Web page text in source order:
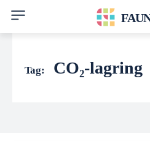
Tag: CO₂-lagring